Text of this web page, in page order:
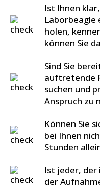
Ist Ihnen
Laborbeagle
holen,
können Sie
Sind Sie
auftretende
suchen und
Anspruch zu
Können Sie
bei Ihnen
Stunden
Ist jeder,
der